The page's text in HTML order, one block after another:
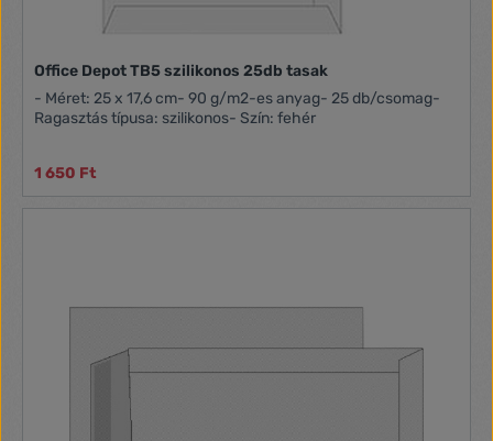
Office Depot TB5 szilikonos 25db tasak
- Méret: 25 x 17,6 cm- 90 g/m2-es anyag- 25 db/csomag-
Ragasztás típusa: szilikonos- Szín: fehér
1 650 Ft